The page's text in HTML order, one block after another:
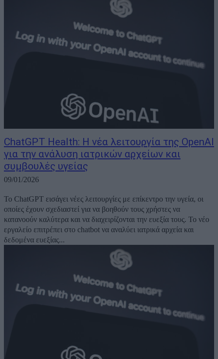
ChatGPT Health: Η νέα λειτουργία της OpenAI
για την ανάλυση ιατρικών αρχείων και
συμβουλές υγείας
09/01/2026
Το ChatGPT εισάγει νέες λειτουργίες με επίκεντρο την υγεία, οι
οποίες έχουν σχεδιαστεί για να βοηθούν τους χρήστες να
κατανοούν καλύτερα και να διαχειρίζονται την ευεξία τους. Το νέο
εργαλείο επιτρέπει στο chatbot να αναλύει ιατρικά αρχεία και
δεδομένα ευεξίας...